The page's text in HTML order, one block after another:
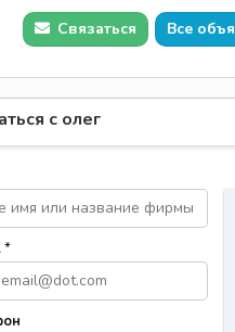
Связаться Все
с олег
*